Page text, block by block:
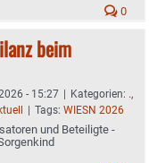
0
beim
- 15:27 | Kategorien: .,
| Tags: WIESN 2026
und Beteiligte -